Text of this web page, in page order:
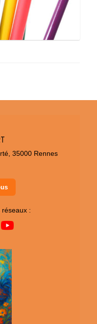
35000 Rennes
réseaux :